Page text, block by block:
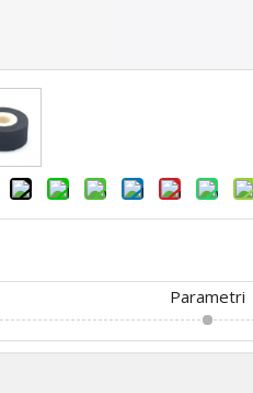
Parametri